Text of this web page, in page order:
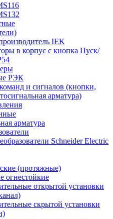
IEK
в корпус с кнопка Пуск/
РЭК
и сигналов (кнопки,
арматура)
арматура
Schneider Electric
(протяжные)
огнестойкие
открытой установки
скрытой установки